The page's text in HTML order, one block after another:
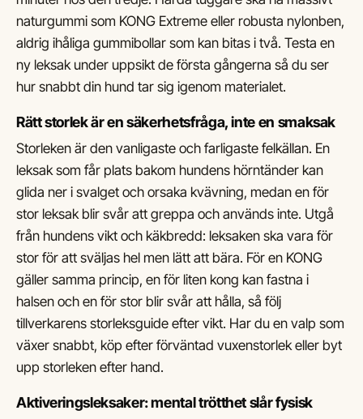
naturgummi som KONG Extreme eller robusta nylonben,
aldrig ihåliga gummibollar som kan bitas i två. Testa en
ny leksak under uppsikt de första gångerna så du ser
hur snabbt din hund tar sig igenom materialet.
Rätt storlek är en säkerhetsfråga, inte en smaksak
Storleken är den vanligaste och farligaste felkällan. En
leksak som får plats bakom hundens hörntänder kan
glida ner i svalget och orsaka kvävning, medan en för
stor leksak blir svår att greppa och används inte. Utgå
från hundens vikt och käkbredd: leksaken ska vara för
stor för att sväljas hel men lätt att bära. För en KONG
gäller samma princip, en för liten kong kan fastna i
halsen och en för stor blir svår att hålla, så följ
tillverkarens storleksguide efter vikt. Har du en valp som
växer snabbt, köp efter förväntad vuxenstorlek eller byt
upp storleken efter hand.
Aktiveringsleksaker: mental trötthet slår fysisk